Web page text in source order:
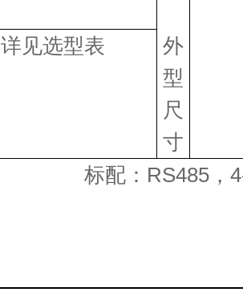
外
型
尺
寸
详见选型表
标配： RS485，